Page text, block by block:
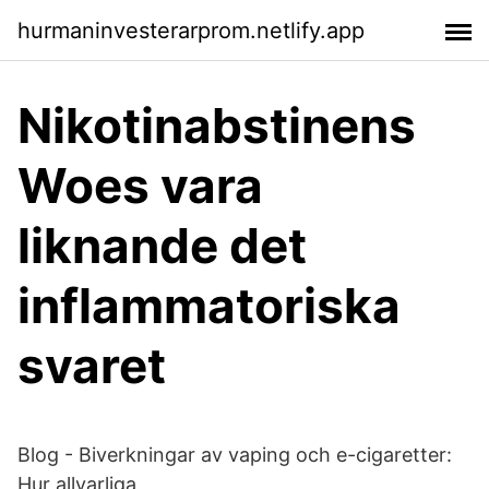
hurmaninvesterarprom.netlify.app
Nikotinabstinens
Woes vara
liknande det
inflammatoriska
svaret
Blog - Biverkningar av vaping och e-cigaretter:
Hur allvarliga